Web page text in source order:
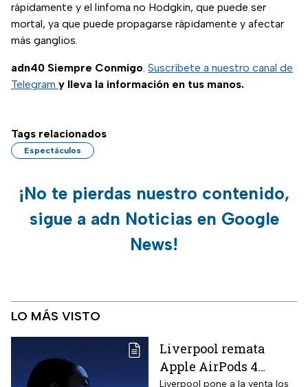
rápidamente y el linfoma no Hodgkin, que puede ser
mortal, ya que puede propagarse rápidamente y afectar
más ganglios.
adn40 Siempre Conmigo. Suscríbete a nuestro canal de
Telegram y lleva la información en tus manos.
Tags relacionados
Espectáculos
¡No te pierdas nuestro contenido,
sigue a adn Noticias en Google
News!
LO MÁS VISTO
Liverpool remata
Apple AirPods 4
Liverpool pone a la venta los